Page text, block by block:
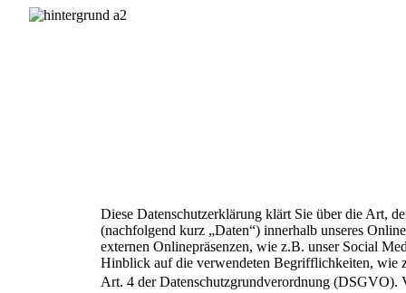
Diese Datenschutzerklärung klärt Sie über die Art,
(nachfolgend kurz „Daten“) innerhalb unseres
externen Onlinepräsenzen, wie z.B. unser Social
Hinblick auf die verwendeten Begrifflichkeiten, wie
Art. 4 der Datenschutzgrundverordnung (DSGVO).